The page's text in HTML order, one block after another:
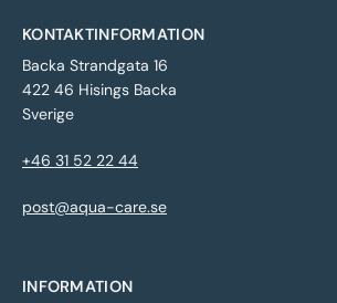
KONTAKTINFORMATION
Backa Strandgata 16
422 46 Hisings Backa
Sverige
+46 31 52 22 44
post@aqua-care.se
INFORMATION